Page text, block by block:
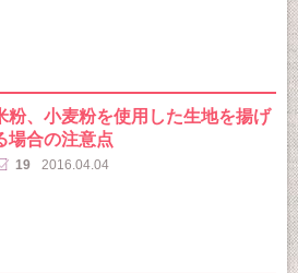
粉、小麦粉を使用した生地を揚げ
場合の注意点
19 2016.04.04